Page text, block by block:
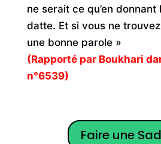
ne serait ce qu’en donnant
datte. Et si vous ne
une bonne parole »
(Rapporté par Boukhari
n°6539)
Faire une